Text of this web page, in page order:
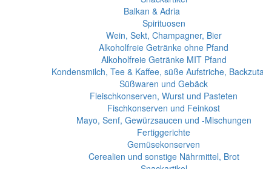
Balkan & Adria
Spirituosen
Wein, Sekt, Champagner, Bier
Alkoholfreie Getränke ohne Pfand
Alkoholfreie Getränke MIT Pfand
Kondensmilch, Tee & Kaffee, süße Aufstriche,
Süßwaren und Gebäck
Fleischkonserven, Wurst und Pasteten
Fischkonserven und Feinkost
Mayo, Senf, Gewürzsaucen und -Mischungen
Fertiggerichte
Gemüsekonserven
Cerealien und sonstige Nährmittel, Brot